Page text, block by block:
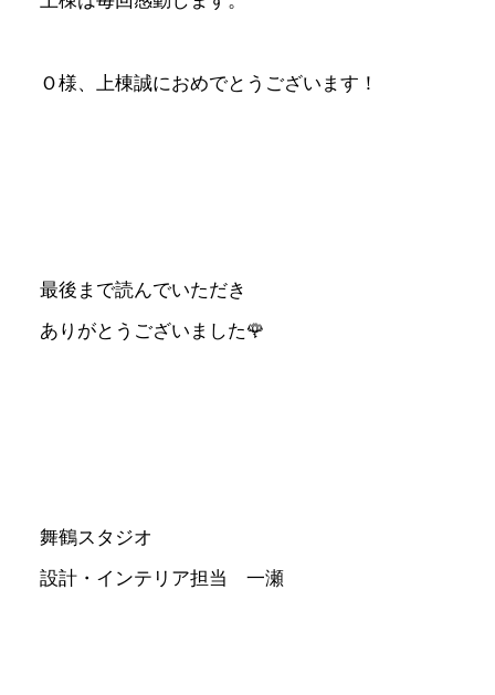
Ｏ様、上棟誠におめでとうございます！
最後まで読んでいただき
ありがとうございました🌹
舞鶴スタジオ
設計・インテリア担当 一瀬